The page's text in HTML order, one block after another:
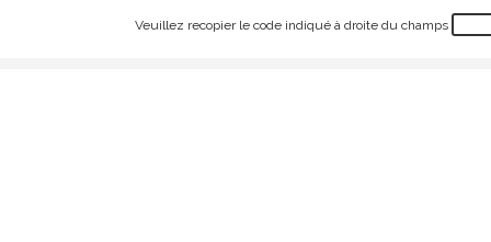
Veuillez recopier le code indiqué à droite du champs